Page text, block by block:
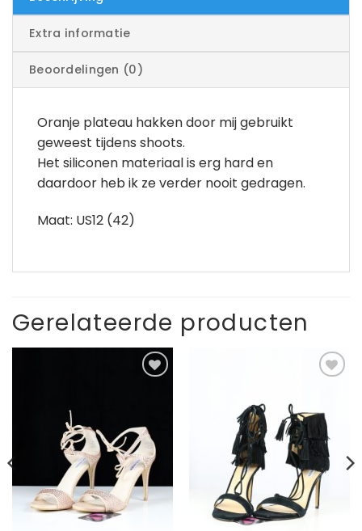
Extra informatie
Beoordelingen (0)
Oranje plateau hakken door mij gebruikt
geweest tijdens shoots.
Het siliconen materiaal is erg hard en
daardoor heb ik ze verder nooit gedragen.
Maat: US12 (42)
Gerelateerde producten